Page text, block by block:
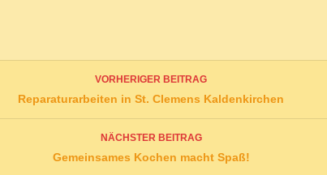
VORHERIGER BEITRAG
Reparaturarbeiten in St. Clemens Kaldenkirchen
NÄCHSTER BEITRAG
Gemeinsames Kochen macht Spaß!